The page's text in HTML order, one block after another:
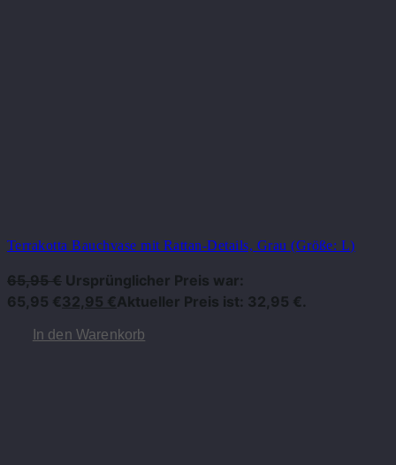
Terrakotta Bauchvase mit Rattan-Details, Grau (Größe: L)
65,95€ Ursprünglicher Preis war:
65,95 €32,95 €Aktueller Preis ist: 32,95 €.
In den Warenkorb